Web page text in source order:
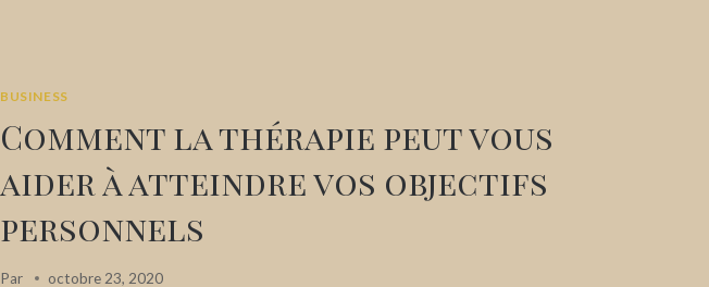
BUSINESS
Comment la thérapie peut vous
aider à atteindre vos objectifs
personnels
Par octobre 23, 2020